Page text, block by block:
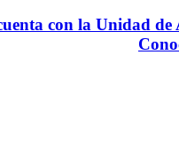
con la Unidad de